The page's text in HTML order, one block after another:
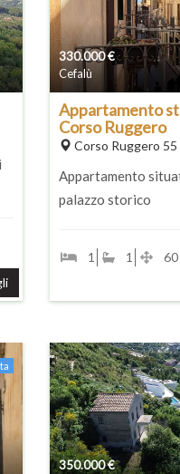
330.000€
Cefalù
Appartamento
Corso Ruggero
Corso Ruggero 55
Appartamento
palazzo storico
1 1
60
350.000€